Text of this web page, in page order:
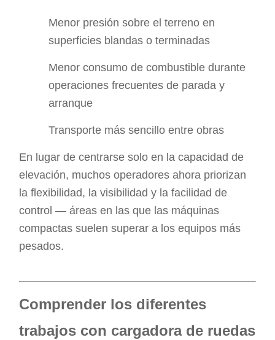
Menor presión sobre el terreno en
superficies blandas o terminadas
Menor consumo de combustible durante
operaciones frecuentes de parada y
arranque
Transporte más sencillo entre obras
En lugar de centrarse solo en la capacidad de
elevación, muchos operadores ahora priorizan
la flexibilidad, la visibilidad y la facilidad de
control — áreas en las que las máquinas
compactas suelen superar a los equipos más
pesados.
Comprender los diferentes
trabajos con cargadora de ruedas